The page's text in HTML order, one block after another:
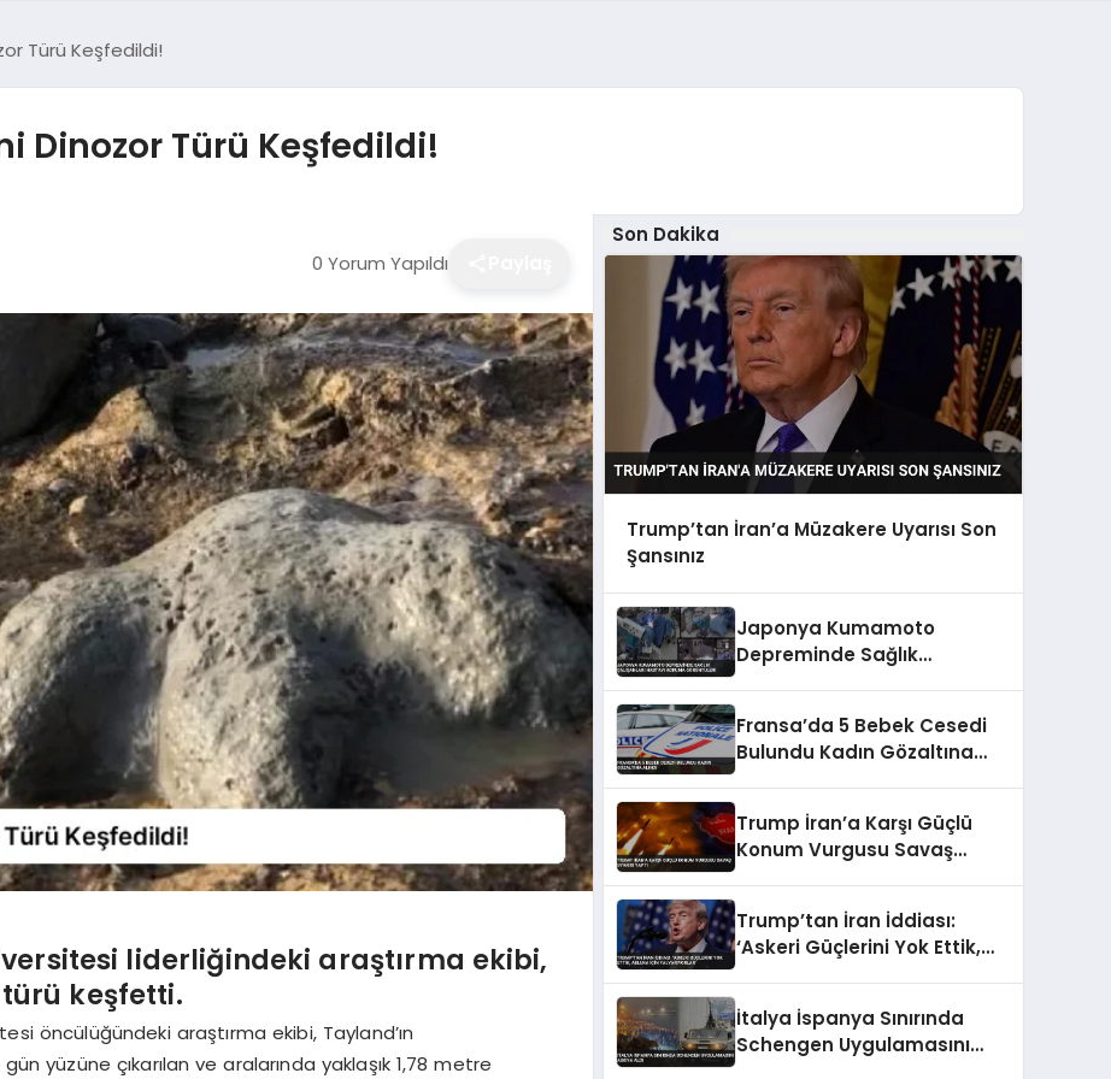
Türü Keşfedildi!
Dinozor Türü Keşfedildi!
0 Yorum Yapıldı
liderliğindeki araştırma ekibi,
keşfetti.
öncülüğündeki araştırma ekibi, Tayland’ın
yüzüne çıkarılan ve aralarında yaklaşık 1,78 metre
Son Dakika
Trump’tan İran’a Müzakere Uyarısı Son
Şansınız
Japonya Kumamoto
Depreminde Sağlık
Fransa’da 5 Bebek Cesedi
Bulundu Kadın Gözaltına
Trump İran’a Karşı Güçlü
Konum Vurgusu Savaş
Trump’tan İran İddiası:
‘Askeri Güçlerini Yok Ettik,
İtalya İspanya Sınırında
Schengen Uygulamasını